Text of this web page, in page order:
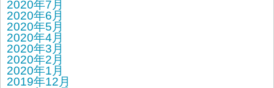
2020年7月
2020年6月
2020年5月
2020年4月
2020年3月
2020年2月
2020年1月
2019年12月